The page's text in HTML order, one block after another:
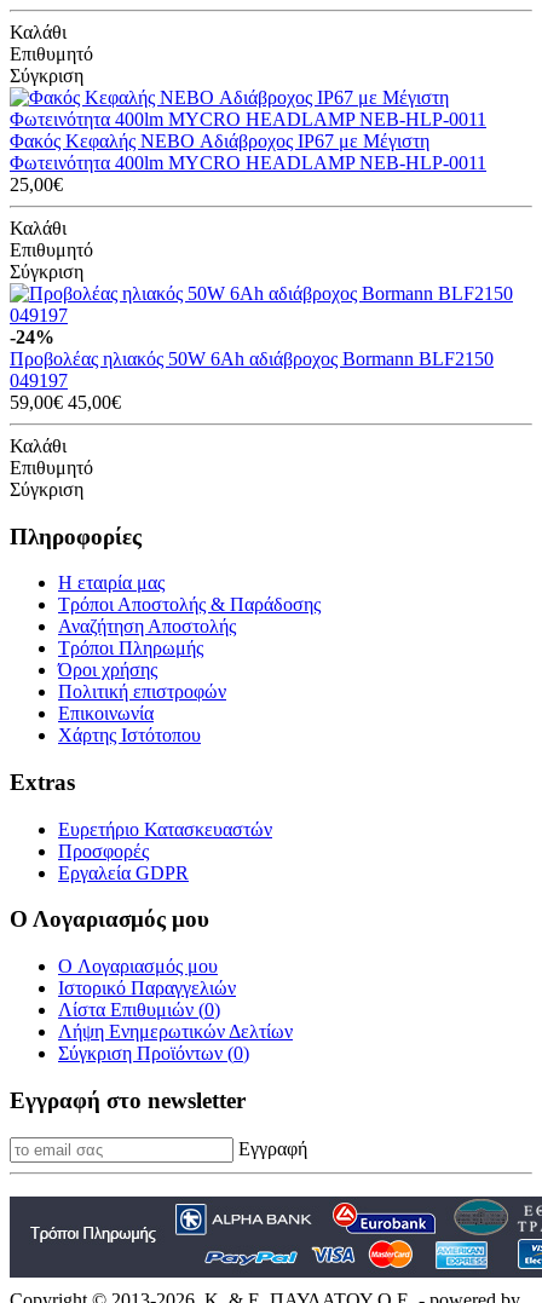
Καλάθι
Επιθυμητό
Σύγκριση
Φακός Κεφαλής NEBO Αδιάβροχος IP67 με Μέγιστη
Φωτεινότητα 400lm MYCRO HEADLAMP NEB-HLP-0011
25,00€
Καλάθι
Επιθυμητό
Σύγκριση
-24%
Προβολέας ηλιακός 50W 6Ah αδιάβροχος Bormann BLF2150
049197
59,00€ 45,00€
Καλάθι
Επιθυμητό
Σύγκριση
Πληροφορίες
Η εταιρία μας
Τρόποι Αποστολής & Παράδοσης
Αναζήτηση Αποστολής
Τρόποι Πληρωμής
Όροι χρήσης
Πολιτική επιστροφών
Επικοινωνία
Χάρτης Ιστότοπου
Extras
Ευρετήριο Κατασκευαστών
Προσφορές
Εργαλεία GDPR
Ο Λογαριασμός μου
O Λογαριασμός μου
Ιστορικό Παραγγελιών
Λίστα Επιθυμιών (0)
Λήψη Ενημερωτικών Δελτίων
Σύγκριση Προϊόντων (0)
Εγγραφή στο newsletter
Εγγραφή